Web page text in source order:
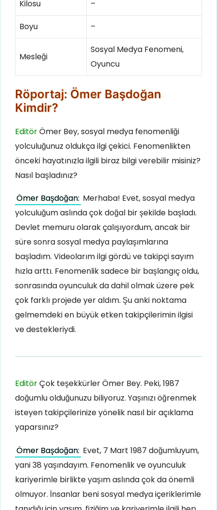
Kilosu –
Boyu –
Mesleği
Sosyal Medya Fenomeni,
Oyuncu
Röportaj: Ömer Başdoğan
Kimdir?
EditörÖmer Bey, sosyal medya fenomenliği
yolculuğunuz oldukça ilgi çekici. Fenomenlikten
önceki hayatınızla ilgili biraz bilgi verebilir misiniz?
Nasıl başladınız?
Ömer Başdoğan: Merhaba! Evet, sosyal medya
yolculuğum aslında çok doğal bir şekilde başladı.
Devlet memuru olarak çalışıyordum, ancak bir
süre sonra sosyal medya paylaşımlarına
başladım. Videolarım ilgi gördü ve takipçi sayım
hızla arttı. Fenomenlik sadece bir başlangıç oldu,
sonrasında oyunculuk da dahil olmak üzere pek
çok farklı projede yer aldım. Şu anki noktama
gelmemdeki en büyük etken takipçilerimin ilgisi
ve destekleriydi.
EditörÇok teşekkürler Ömer Bey. Peki, 1987
doğumlu olduğunuzu biliyoruz. Yaşınızı öğrenmek
isteyen takipçilerinize yönelik nasıl bir açıklama
yaparsınız?
Ömer Başdoğan: Evet, 7 Mart 1987 doğumluyum,
yani 38 yaşındayım. Fenomenlik ve oyunculuk
kariyerimle birlikte yaşım aslında çok da önemli
olmuyor. İnsanlar beni sosyal medya içeriklerimle